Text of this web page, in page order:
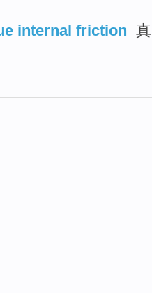
internal friction